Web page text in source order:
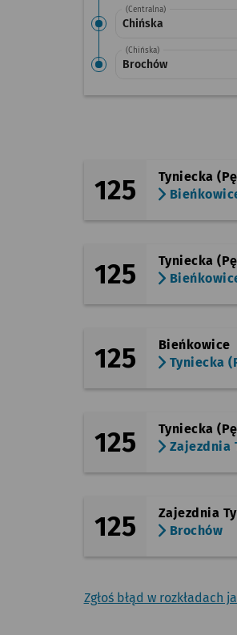
(Centralna)
Chińska
(Chińska)
Brochów
125
Tyniecka
125
Tyniecka
125
Bieńkowice
Tyniecka
125
Tyniecka
Zajezdnia
125
Zajezdnia
Brochów
Zgłoś błąd w rozkładach